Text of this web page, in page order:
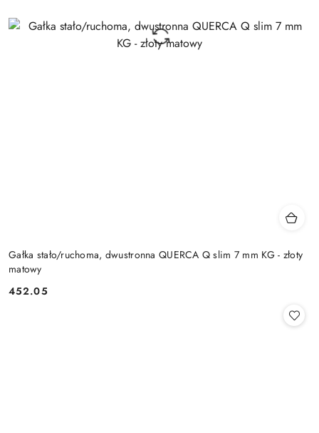
Gałka stało/ruchoma, dwustronna QUERCA Q slim 7 mm KG - złoty
matowy
Cena:
452.05